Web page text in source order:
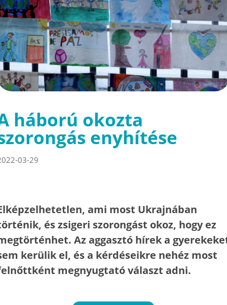
háború okozta
enyhítése
03-29
ami most Ukrajnában
és zsigeri szorongást okoz, hogy ez
Az aggasztó hírek a
kerülik el, és a kérdéseikre nehéz most
megnyugtató választ adni.